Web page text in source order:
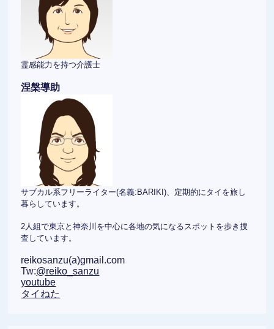
霊感能力を持つ介護士
涅槃導助
サブカル系フリーライター(名義:BARIKI)、定期的にタイを旅し
暮らしています。
2人組で東京と神奈川を中心に各地の気になるスポットを歩き捜
査しています。
reikosanzu(a)gmail.com
Tw:@reiko_sanzu
youtube
タイねた